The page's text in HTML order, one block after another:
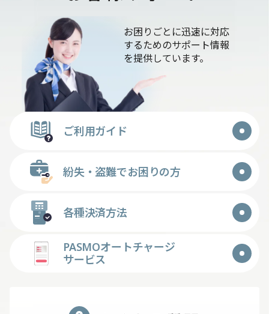
お困りごとに迅速に対応
するためのサポート情報
を提供しています。
ご利用ガイド
紛失・盗難でお困りの方
各種決済方法
PASMOオートチャージ
サービス